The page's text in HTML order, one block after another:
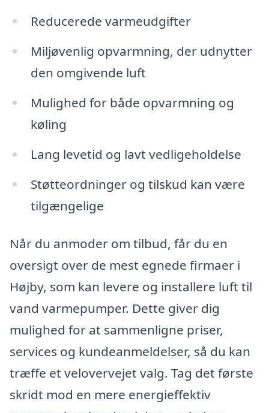
Reducerede varmeudgifter
Miljøvenlig opvarmning, der udnytter
den omgivende luft
Mulighed for både opvarmning og
køling
Lang levetid og lavt vedligeholdelse
Støtteordninger og tilskud kan være
tilgængelige
Når du anmoder om tilbud, får du en
oversigt over de mest egnede firmaer i
Højby, som kan levere og installere luft til
vand varmepumper. Dette giver dig
mulighed for at sammenligne priser,
services og kundeanmeldelser, så du kan
træffe et velovervejet valg. Tag det første
skridt mod en mere energieffektiv